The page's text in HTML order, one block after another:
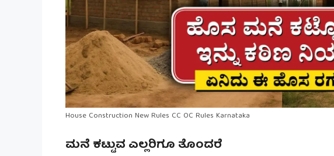
House Construction New Rules CC OC Rules Karnataka
ಮನೆ ಕಟ್ಟುವ ಎಲ್ಲರಿಗೂ ತೊಂದರೆ